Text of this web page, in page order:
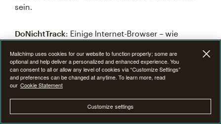
sein.
DoNichtTrack: Einige Internet-Browser – wie
Möglichkeit, „Do Not Track"- oder „DNT"-Signale zu
übertragen. Da es keine einheitlichen Standards
für „DNT"-Signale gibt, verarbeiten unsere
Landingpages und Websites derzeit keine „DNT"-
Signale und reagieren auch nicht darauf.
Mailchimp uses cookies for our website to function properly; some are
optional and help deliver a personalized and enhanced experience. You
can consent to all or allow any level of cookies via “Customize Settings”
and preferences can be changed at anytime. To learn more, read
our Cookie Statement
Customize settings